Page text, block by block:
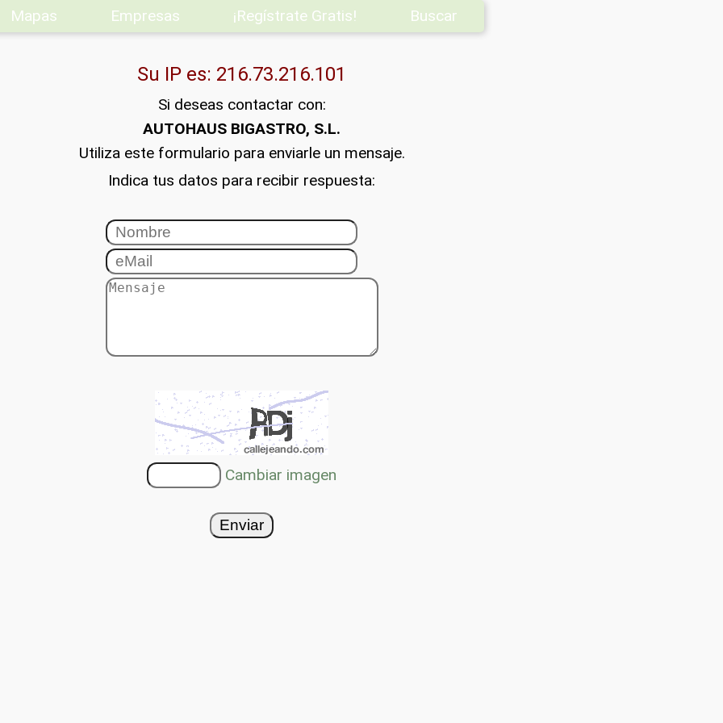
Mapas Empresas ¡Regístrate Gratis! Buscar
Su IP es: 216.73.216.101
Si deseas contactar con:
AUTOHAUS BIGASTRO, S.L.
Utiliza este formulario para enviarle un mensaje.
Indica tus datos para recibir respuesta:
Cambiar imagen